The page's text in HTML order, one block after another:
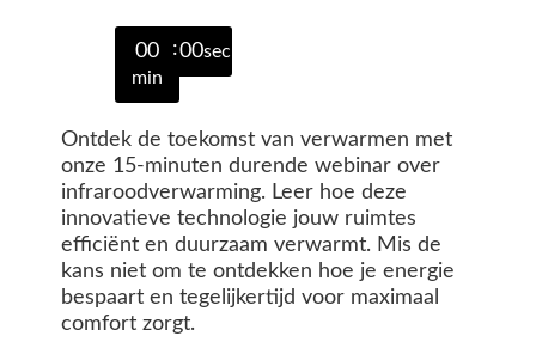
00
min
00sec
Ontdek de toekomst van verwarmen met
onze 15-minuten durende webinar over
infraroodverwarming. Leer hoe deze
innovatieve technologie jouw ruimtes
efficiënt en duurzaam verwarmt. Mis de
kans niet om te ontdekken hoe je energie
bespaart en tegelijkertijd voor maximaal
comfort zorgt.